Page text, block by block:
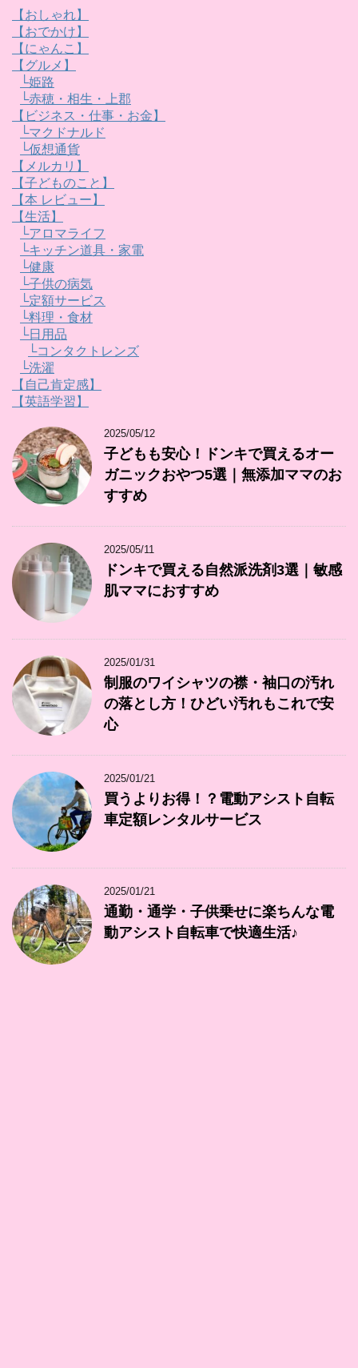
【おしゃれ】
【おでかけ】
【にゃんこ】
【グルメ】
└姫路
└赤穂・相生・上郡
【ビジネス・仕事・お金】
└マクドナルド
└仮想通貨
【メルカリ】
【子どものこと】
【本 レビュー】
【生活】
└アロマライフ
└キッチン道具・家電
└健康
└子供の病気
└定額サービス
└料理・食材
└日用品
└コンタクトレンズ
└洗濯
【自己肯定感】
【英語学習】
2025/05/12
子どもも安心！ドンキで買えるオー
ガニックおやつ5選｜無添加ママのお
すすめ
2025/05/11
ドンキで買える自然派洗剤3選｜敏感
肌ママにおすすめ
2025/01/31
制服のワイシャツの襟・袖口の汚れ
の落とし方！ひどい汚れもこれで安
心
2025/01/21
買うよりお得！？電動アシスト自転
車定額レンタルサービス
2025/01/21
通勤・通学・子供乗せに楽ちんな電
動アシスト自転車で快適生活♪